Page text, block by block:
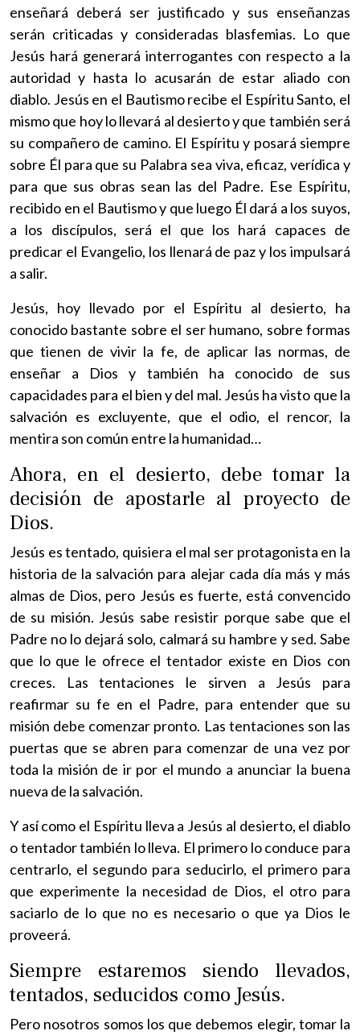
enseñará deberá ser justificado y sus enseñanzas
serán criticadas y consideradas blasfemias. Lo que
Jesús hará generará interrogantes con respecto a la
autoridad y hasta lo acusarán de estar aliado con
diablo. Jesús en el Bautismo recibe el Espíritu Santo, el
mismo que hoy lo llevará al desierto y que también será
su compañero de camino. El Espíritu y posará siempre
sobre Él para que su Palabra sea viva, eficaz, verídica y
para que sus obras sean las del Padre. Ese Espíritu,
recibido en el Bautismo y que luego Él dará a los suyos,
a los discípulos, será el que los hará capaces de
predicar el Evangelio, los llenará de paz y los impulsará
a salir.
Jesús, hoy llevado por el Espíritu al desierto, ha
conocido bastante sobre el ser humano, sobre formas
que tienen de vivir la fe, de aplicar las normas, de
enseñar a Dios y también ha conocido de sus
capacidades para el bien y del mal. Jesús ha visto que la
salvación es excluyente, que el odio, el rencor, la
mentira son común entre la humanidad…
Ahora, en el desierto, debe tomar la
decisión de apostarle al proyecto de
Dios.
Jesús es tentado, quisiera el mal ser protagonista en la
historia de la salvación para alejar cada día más y más
almas de Dios, pero Jesús es fuerte, está convencido
de su misión. Jesús sabe resistir porque sabe que el
Padre no lo dejará solo, calmará su hambre y sed. Sabe
que lo que le ofrece el tentador existe en Dios con
creces. Las tentaciones le sirven a Jesús para
reafirmar su fe en el Padre, para entender que su
misión debe comenzar pronto. Las tentaciones son las
puertas que se abren para comenzar de una vez por
toda la misión de ir por el mundo a anunciar la buena
nueva de la salvación.
Y así como el Espíritu lleva a Jesús al desierto, el diablo
o tentador también lo lleva. El primero lo conduce para
centrarlo, el segundo para seducirlo, el primero para
que experimente la necesidad de Dios, el otro para
saciarlo de lo que no es necesario o que ya Dios le
proveerá.
Siempre estaremos siendo llevados,
tentados, seducidos como Jesús.
Pero nosotros somos los que debemos elegir, tomar la